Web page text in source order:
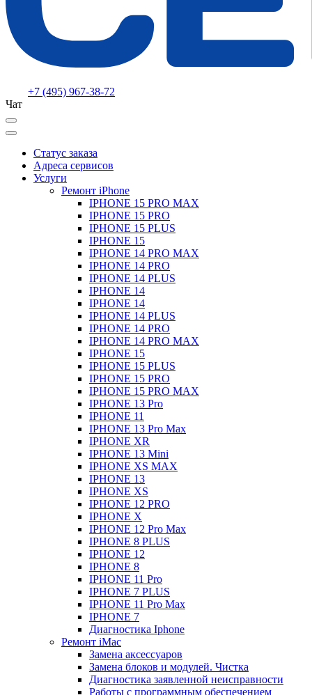
+7 (495) 967-38-72
Чат
Статус заказа
Адреса сервисов
Услуги
Ремонт iPhone
IPHONE 15 PRO MAX
IPHONE 15 PRO
IPHONE 15 PLUS
IPHONE 15
IPHONE 14 PRO MAX
IPHONE 14 PRO
IPHONE 14 PLUS
IPHONE 14
IPHONE 14
IPHONE 14 PLUS
IPHONE 14 PRO
IPHONE 14 PRO MAX
IPHONE 15
IPHONE 15 PLUS
IPHONE 15 PRO
IPHONE 15 PRO MAX
IPHONE 13 Pro
IPHONE 11
IPHONE 13 Pro Max
IPHONE XR
IPHONE 13 Mini
IPHONE XS MAX
IPHONE 13
IPHONE XS
IPHONE 12 PRO
IPHONE X
IPHONE 12 Pro Max
IPHONE 8 PLUS
IPHONE 12
IPHONE 8
IPHONE 11 Pro
IPHONE 7 PLUS
IPHONE 11 Pro Max
IPHONE 7
Диагностика Iphone
Ремонт iMac
Замена аксессуаров
Замена блоков и модулей. Чистка
Диагностика заявленной неисправности
Работы с программным обеспечением